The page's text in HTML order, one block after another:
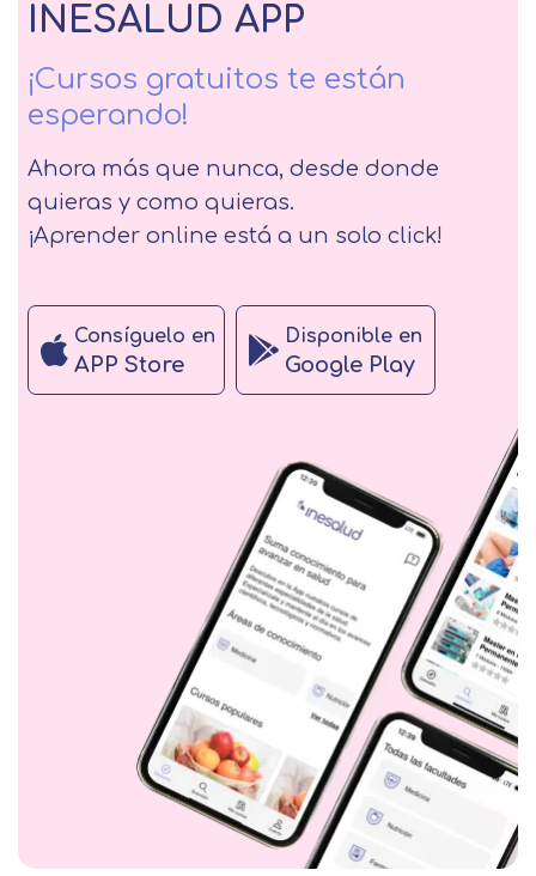
INESALUD APP
¡Cursos gratuitos te están
esperando!
Ahora más que nunca, desde donde
quieras y como quieras.
¡Aprender online está a un solo click!
Consíguelo en
APP Store
Disponible en
Google Play